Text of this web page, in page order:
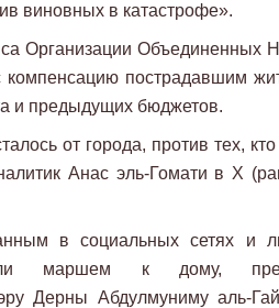
виновных в катастрофе».
Организации Объединенных
компенсацию пострадавшим
и предыдущих бюджетов.
от города, против тех,
Анас эль-Гомати в X
в социальных сетях и
маршем к дому,
Дерны Абдулмуниму аль-